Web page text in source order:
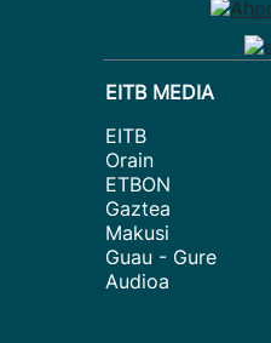
EITB MEDIA
EITB
Orain
ETBON
Gaztea
Makusi
Guau - Gure
Audioa